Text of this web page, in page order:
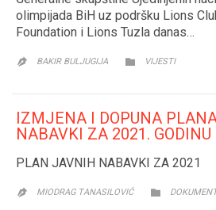
olimpijada BiH uz podršku Lions
Foundation i Lions Tuzla danas…
 BAKIR BULJUGIJA  CATEGORY
VIJESTI
IZMJENA I DOPUNA
NABAVKI ZA 2021. GODINU
PLAN JAVNIH NABAVKI ZA 2021
 MIODRAG TANASILOVIĆ 